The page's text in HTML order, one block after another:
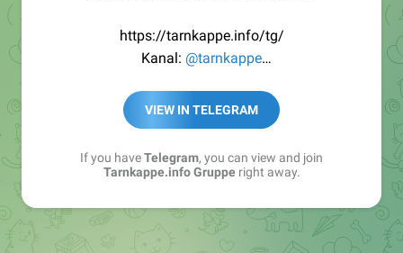
https://tarnkappe.info/tg/
Kanal: @tarnkappe
Best of:@bestoftarnkappe
Kochen: https://t.me/+WSW5F1VcmhliMjk6
VIEW IN TELEGRAM
If you haveTelegram, you can view and join
Tarnkappe.info Grupperight away.